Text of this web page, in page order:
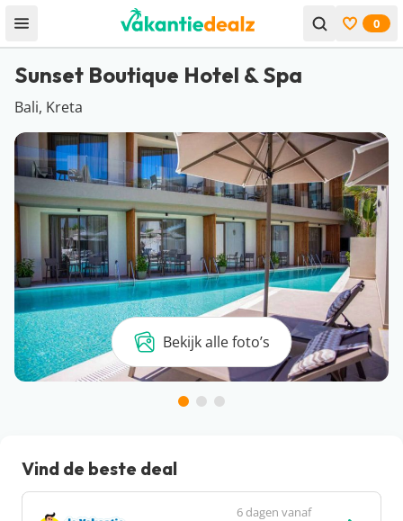
Open menu Bekijk
0
Sunset Boutique Hotel & Spa
Bali, Kreta
Bekijk alle foto’s
Vind de beste deal
6 dagen vanaf